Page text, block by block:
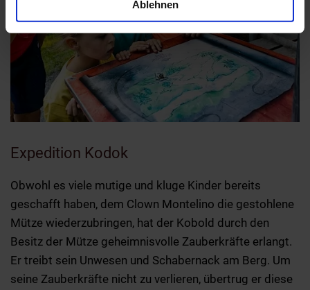
Verwendung unserer Website an unsere Partner für
soziale Medien, Werbung und Analysen weiter. Unsere
Partner führen diese Informationen möglicherweise mit
weiteren Daten zusammen, die Sie ihnen bereitgestellt
haben oder die sie im Rahmen Ihrer Nutzung der Dienste
gesammelt haben.
Ablehnen
Expedition Kodok
Obwohl es viele mutige und kluge Kinder bereits
geschafft haben, dem Clown Montelino die gestohlene
Mütze wiederzubringen, hat der Kobold durch den
Besitz der Mütze geheimnisvolle Zauberkräfte erlangt.
Er treibt sein Unwesen und Schabernack am Berg. Um
seine Zauberkräfte nicht zu verlieren, übertrug er diese